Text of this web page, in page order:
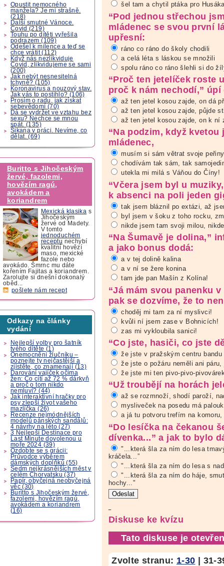
Opustit nemocného
manžela? Je mi strašně.
(218)
Další smutné Vánoce.
Covid (219)
Touhu po dítěti vyřešila
podrazem (109)
Odešel k milence a teď se
chce vrátit (112)
Když nás nezlikviduje
Covid, zlikvidujeme se sami
(200)
Jak nebýt nesnesitelná
tchyně? (105)
Koronavirus a nouzový stav.
Jak vás to postihlo? (106)
Prosím o radu, jak získat
sebevědomí (70)
Dá se vydržet ve vztahu bez
sexu? Nechce se mnou
spát. (135)
Šikana v práci. Nevíme, co
dělat. (69)
Buritto s Jihočeským
žervé, fazolemi,
hovězím ragú,
avokádem a
koriandrem
Mexická klasika s
Jihočeským
žervé od Madety.
V tomto
jednoduchém
receptu nechybí
kvalitní hovězí
maso, mexické
fazole nebo
avokádo. Šmrnc mu dáte
kořením Fajitas a koriandrem.
Zarolujte si dnešní dokonalý
oběd...
pošlete nám recept
Odkazy na články
vydání
Nejlepší volby pro šatník
tvého dítěte (1)
Onemocnění žlučníku –
poznejte ty nejčastější a
zjistěte, co znamenají (13)
Darování vajíček očima
žen: Co cítí až 72 % dárkyň
a proč o tom nikdo
nemluví? (44)
Jak interaktivní hračky pro
psy zlepší život vašeho
mazlíčka (26)
Recenze nejmódnějších
modelů pánských sandálů:
4 návrhy na léto (27)
3 Nejlepší Destinace pro
Last Minute dovolenou u
moře 2024 (39)
Ozdobte se s grácii:
Průvodce výběrem
dámských doplňků (55)
Sedm nejkrásnějších měst v
celém Chorvatsku (37)
Papír, obyčejná neobyčejná
věc (30)
Buritto s Jihočeským žervé,
fazolemi, hovězím ragú,
avokádem a koriandrem
(16)
šel tam a chytil ptáka pro
“Pod jednou střechou
mládenec se svou první
upřesní:
ráno co ráno do školy chodili
a celá léta s láskou se množili
spolu ráno co ráno šlehli si do
“Proč ten jetelíček roste
proč k nám nechodí,”
až ten jetel kosou zajde, on dá
až ten jetel kosou zajde, půjde
až ten jetel kosou zajde, on k ní
“Na podzim, když
mládenec,
musím si sám větrat svoje
chodívám tak sám, tak
utekla mi milá s Váňou do Číny!
“Včera jsem byl u
k absenci na poli jeden
tak jsem bláznil po extázi, až
byl jsem v šoku z toho rocku,
nikde jsem tam svoji milou,
“Na Šumavě je dolina,”
a jako bonus dodá:
a v tej dolině kalina
a v ní se žere konina
tam jde pan Mašín z Kolína!
“Já mám svou panenku
pak se dozvíme, že to
choděj mi tam za ní myslivci!
kvůli ní jsem zase v Bohnicích!
zas mi vykloubila sanici!
“Co jste, hasiči, co jste
že jste v pražským centru
že jste o požáru neměli ani
že jste mi ten pivo-pivo-
“Už troubějí na horách
až se rozmnoží, shodí paroží,
mysliveček na posedu má
a já tu potvoru trefím na
“Do lesíčka na čekanou
dívenka...” a jak to bylo
"...která šla za ním do lesa
kráčela...”
"...která šla za ním do lesa s
"...která šla za ním do háje,
hochy..."
Diskuse ke kvízu
Tato diskuse je
Zvolte stranu: 1-30 | 31-